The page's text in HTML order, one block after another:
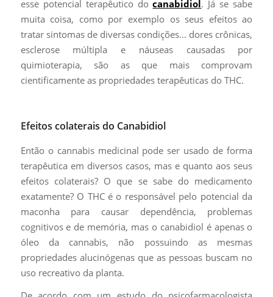
esse potencial terapêutico docanabidiol. Já se sabe
muita coisa, como por exemplo os seus efeitos ao
tratar sintomas de diversas condições… dores crônicas,
esclerose múltipla e náuseas causadas por
quimioterapia, são as que mais comprovam
cientificamente as propriedades terapêuticas do THC.
Efeitos colaterais do Canabidiol
Então o cannabis medicinal pode ser usado de forma
terapêutica em diversos casos, mas e quanto aos seus
efeitos colaterais? O que se sabe do medicamento
exatamente? O THC é o responsável pelo potencial da
maconha para causar dependência, problemas
cognitivos e de memória, mas o canabidiol é apenas o
óleo da cannabis, não possuindo as mesmas
propriedades alucinógenas que as pessoas buscam no
uso recreativo da planta.